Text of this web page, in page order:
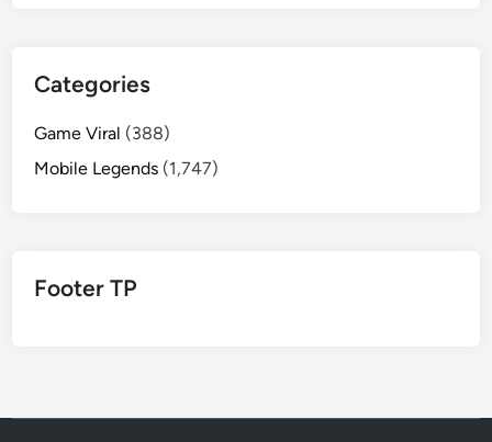
Categories
Game Viral (388)
Mobile Legends (1,747)
Footer TP